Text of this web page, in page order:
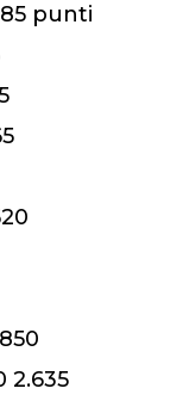
punti
2.635